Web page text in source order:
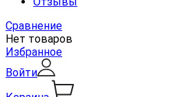
Сравнение
Нет товаров
Избранное
Войти